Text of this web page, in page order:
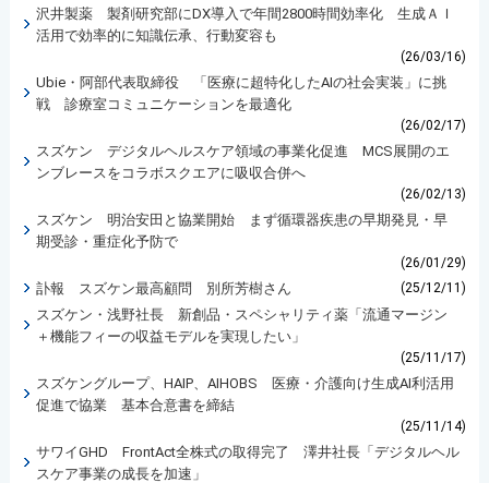
沢井製薬 製剤研究部にDX導入で年間2800時間効率化 生成ＡＩ
活用で効率的に知識伝承、行動変容も
(26/03/16)
Ubie・阿部代表取締役 「医療に超特化したAIの社会実装」に挑
戦 診療室コミュニケーションを最適化
(26/02/17)
スズケン デジタルヘルスケア領域の事業化促進 MCS展開のエ
ンブレースをコラボスクエアに吸収合併へ
(26/02/13)
スズケン 明治安田と協業開始 まず循環器疾患の早期発見・早
期受診・重症化予防で
(26/01/29)
訃報 スズケン最高顧問 別所芳樹さん (25/12/11)
スズケン・浅野社長 新創品・スペシャリティ薬「流通マージン
＋機能フィーの収益モデルを実現したい」
(25/11/17)
スズケングループ、HAIP、AIHOBS 医療・介護向け生成AI利活用
促進で協業 基本合意書を締結
(25/11/14)
サワイGHD FrontAct全株式の取得完了 澤井社長「デジタルヘル
スケア事業の成長を加速」